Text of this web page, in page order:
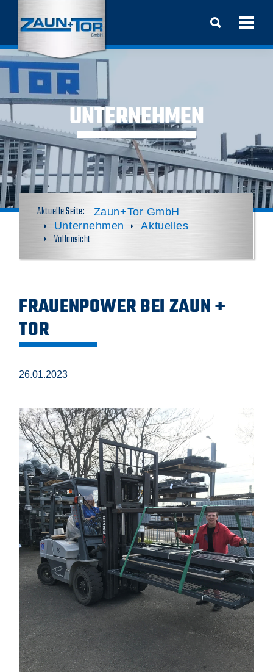
UNTERNEHMEN
Zaun+Tor GmbH
Unternehmen
Aktuelles
Vollansicht
FRAUENPOWER BEI ZAUN +
TOR
26.01.2023